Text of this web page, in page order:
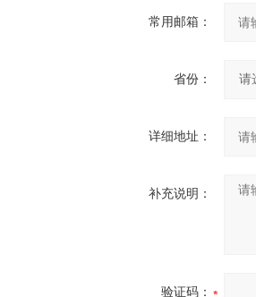
常用邮箱：
省份：
详细地址：
补充说明：
验证码：